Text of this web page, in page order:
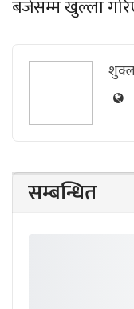
बजेसम्म खुल्ला
सम्बन्धित